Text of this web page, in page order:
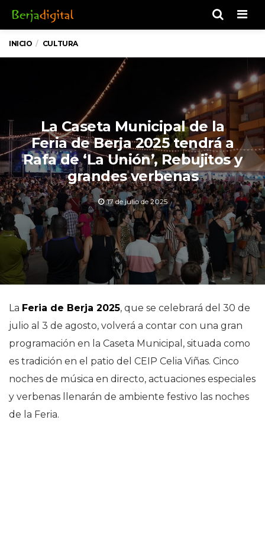
INICIO CULTURA
La Caseta Municipal de la
Feria de Berja 2025 tendrá a
Rafa de ‘La Unión’, Rebujitos y
grandes verbenas
17 de julio de 2025
La Feria de Berja 2025, que se celebrará del 30 de
julio al 3 de agosto, volverá a contar con una gran
programación en la Caseta Municipal, situada como
es tradición en el patio del CEIP Celia Viñas. Cinco
noches de música en directo, actuaciones especiales
y verbenas llenarán de ambiente festivo las noches
de la Feria.